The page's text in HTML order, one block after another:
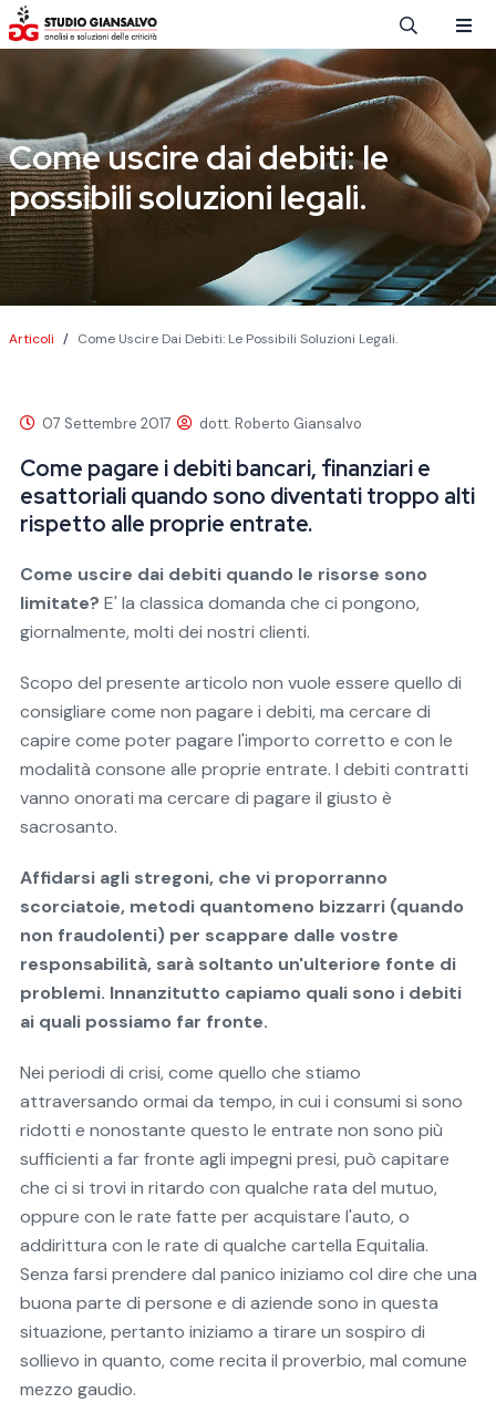
Salta al contenuto principale
Come uscire dai debiti: le
possibili soluzioni legali.
Briciole di pane
Articoli Come Uscire Dai Debiti: Le Possibili Soluzioni Legali.
07 Settembre 2017 dott. Roberto Giansalvo
Come pagare i debiti bancari, finanziari e
esattoriali quando sono diventati troppo alti
rispetto alle proprie entrate.
Come uscire dai debiti quando le risorse sono
limitate? E' la classica domanda che ci pongono,
giornalmente, molti dei nostri clienti.
Scopo del presente articolo non vuole essere quello di
consigliare come non pagare i debiti, ma cercare di
capire come poter pagare l'importo corretto e con le
modalità consone alle proprie entrate. I debiti contratti
vanno onorati ma cercare di pagare il giusto è
sacrosanto.
Affidarsi agli stregoni, che vi proporranno
scorciatoie, metodi quantomeno bizzarri (quando
non fraudolenti) per scappare dalle vostre
responsabilità, sarà soltanto un'ulteriore fonte di
problemi. Innanzitutto capiamo quali sono i debiti
ai quali possiamo far fronte.
Nei periodi di crisi, come quello che stiamo
attraversando ormai da tempo, in cui i consumi si sono
ridotti e nonostante questo le entrate non sono più
sufficienti a far fronte agli impegni presi, può capitare
che ci si trovi in ritardo con qualche rata del mutuo,
oppure con le rate fatte per acquistare l'auto, o
addirittura con le rate di qualche cartella Equitalia.
Senza farsi prendere dal panico iniziamo col dire che una
buona parte di persone e di aziende sono in questa
situazione, pertanto iniziamo a tirare un sospiro di
sollievo in quanto, come recita il proverbio, mal comune
mezzo gaudio.